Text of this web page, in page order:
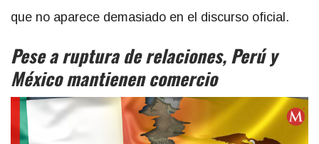
que no aparece demasiado en el discurso oficial.
Pese a ruptura de relaciones, Perú y
México mantienen comercio